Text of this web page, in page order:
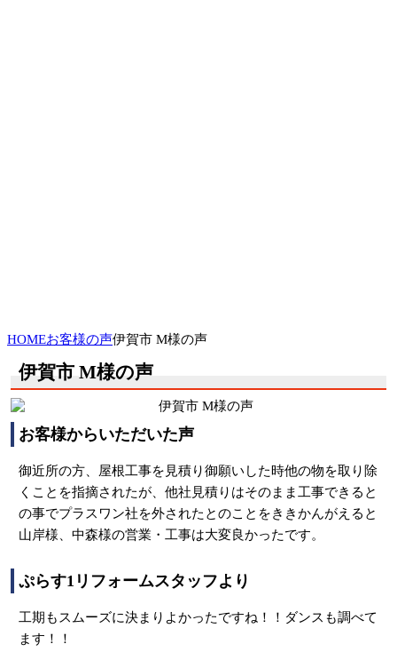
HOMEお客様の声伊賀市 M様の声
伊賀市 M様の声
お客様からいただいた声
御近所の方、屋根工事を見積り御願いした時他の物を取り除
くことを指摘されたが、他社見積りはそのまま工事できると
の事でプラスワン社を外されたとのことをききかんがえると
山岸様、中森様の営業・工事は大変良かったです。
ぷらす1リフォームスタッフより
工期もスムーズに決まりよかったですね！！ダンスも調べて
ます！！